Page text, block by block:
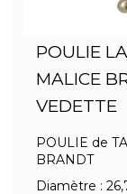
POULIE
MALICE
VEDETTE
POULIE de
BRANDT
Diamètre :